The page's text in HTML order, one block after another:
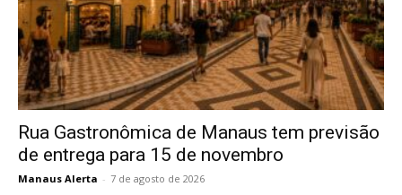
Rua Gastronômica de Manaus tem previsão
de entrega para 15 de novembro
Manaus Alerta - 7 de agosto de 2026